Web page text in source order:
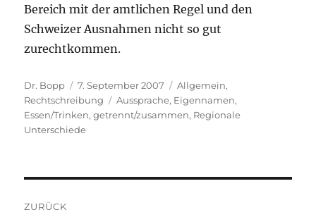
Bereich mit der amtlichen Regel und den
Schweizer Ausnahmen nicht so gut
zurechtkommen.
Autor
Dr. Bopp
Veröffentlicht
am
7. September 2007 Kategorien
Allgemein,
Rechtschreibung
Schlagwörter
Aussprache, Eigennamen,
Essen/Trinken,getrennt/zusammen, Regionale
Unterschiede
ZURÜCK